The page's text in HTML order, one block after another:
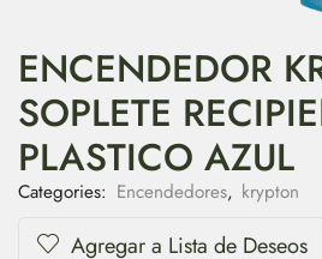
ENCENDEDOR
SOPLETE
PLASTICO AZUL
Categories: Encendedores, krypton
Agregar a Lista de Deseos